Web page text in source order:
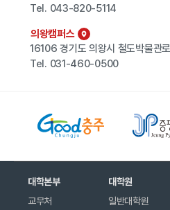
Tel. 043-820-5114
의왕캠퍼스
16106 경기도 의왕시 철도박물관
Tel. 031-460-0500
대학본부
교무처
대학원
일반대학원